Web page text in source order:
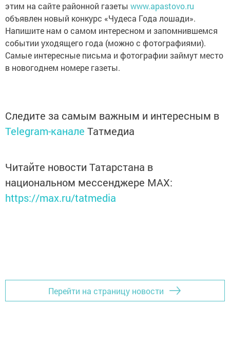
этим на сайте районной газеты www.apastovo.ru
объявлен новый конкурс «Чудеса Года лошади».
Напишите нам о самом интересном и запомнившемся
событии уходящего года (можно с фотографиями).
Самые интересные письма и фотографии займут место
в новогоднем номере газеты.
Следите за самым важным и интересным в
Telegram-канале Татмедиа
Читайте новости Татарстана в
национальном мессенджере MАХ:
https://max.ru/tatmedia
Перейти на страницу новости